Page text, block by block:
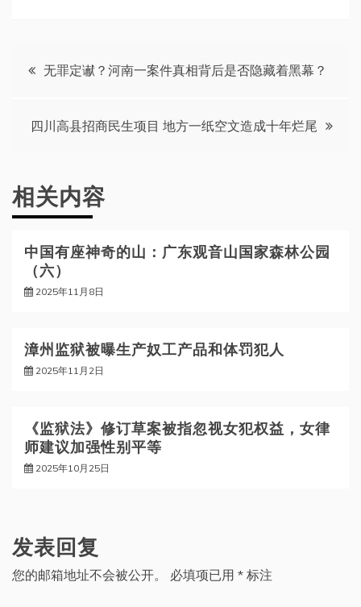
文
航
无罪定谳？河南一案件真相背后是否隐藏着黑幕？
四川高县招商民生项目 地方一纸空文造成十年烂尾
相关内容
中国有座神奇的山：广东观音山国家森林公园
（六）
2025年11月8日
漳州监狱被曝生产奴工产品和体罚犯人
2025年11月2日
《监狱法》修订草案被指忽视女犯权益，女律
师建议加强性别平等
2025年10月25日
发表回复
您的邮箱地址不会被公开。 必填项已用 * 标注